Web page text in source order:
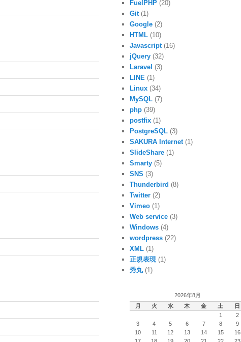
FuelPHP (20)
Git (1)
Google (2)
HTML (10)
Javascript (16)
jQuery (32)
Laravel (3)
LINE (1)
Linux (34)
MySQL (7)
php (39)
postfix (1)
PostgreSQL (3)
SAKURA Internet (1)
SlideShare (1)
Smarty (5)
SNS (3)
Thunderbird (8)
Twitter (2)
Vimeo (1)
Web service (3)
Windows (4)
wordpress (22)
XML (1)
正規表現 (1)
秀丸(1)
2026年8月
月
火 水 木 金 土 日
1
2
3
4 5 6 7 8
9
10
11 12 13 14 15
16